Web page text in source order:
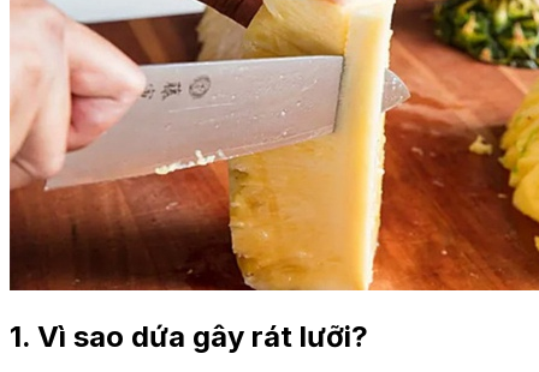
1. Vì sao dứa gây rát lưỡi?